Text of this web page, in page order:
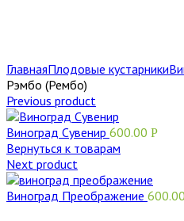
ГлавнаяПлодовые кустарники
Рэмбо (Рембо)
Previous product
Виноград Сувенир 600.00 Р
Вернуться к товарам
Next product
Виноград Преображение 600.00